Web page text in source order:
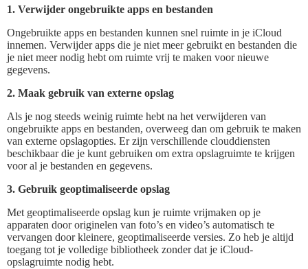
1. Verwijder ongebruikte apps en bestanden
Ongebruikte apps en bestanden kunnen snel ruimte in je iCloud
innemen. Verwijder apps die je niet meer gebruikt en bestanden die
je niet meer nodig hebt om ruimte vrij te maken voor nieuwe
gegevens.
2. Maak gebruik van externe opslag
Als je nog steeds weinig ruimte hebt na het verwijderen van
ongebruikte apps en bestanden, overweeg dan om gebruik te maken
van externe opslagopties. Er zijn verschillende clouddiensten
beschikbaar die je kunt gebruiken om extra opslagruimte te krijgen
voor al je bestanden en gegevens.
3. Gebruik geoptimaliseerde opslag
Met geoptimaliseerde opslag kun je ruimte vrijmaken op je
apparaten door originelen van foto’s en video’s automatisch te
vervangen door kleinere, geoptimaliseerde versies. Zo heb je altijd
toegang tot je volledige bibliotheek zonder dat je iCloud-
opslagruimte nodig hebt.